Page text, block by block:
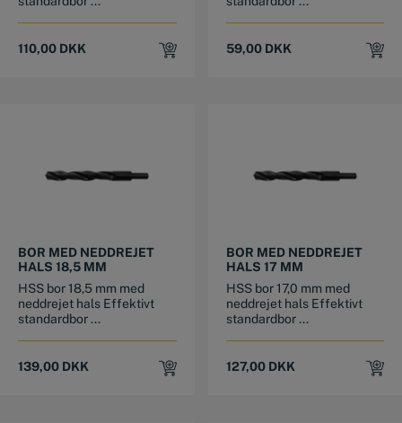
110,00 DKK 59,00 DKK
BOR MED NEDDREJET
HALS 18,5 MM
HSS bor 18,5 mm med
neddrejet hals Effektivt
standardbor ...
139,00 DKK
BOR MED NEDDREJET
HALS 17 MM
HSS bor 17,0 mm med
neddrejet hals Effektivt
standardbor ...
127,00 DKK